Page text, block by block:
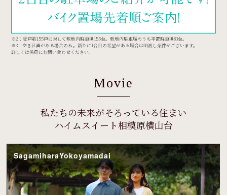
※2：総戸数155戸に対して敷地内駐車場155台。敷地内駐車場のうち平置駐車場83台。
※3：空き区画がある場合のみ。新たに1台目の希望がある場合は明渡し条件がございます。
詳しくは係員にお問い合わせください。
Movie
私たちの未来がそろっている住まい
ハイムスイート相模原横山台